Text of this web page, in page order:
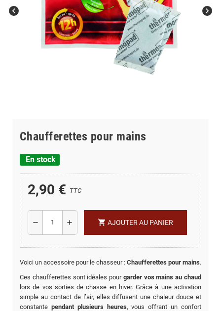
chevron_left chevron_right
Chaufferettes pour mains
En stock
2,90 € TTC
remove add shopping_cart AJOUTER AU PANIER
Voici un accessoire pour le chasseur : Chaufferettes pour mains.
Ces chaufferettes sont idéales pour garder vos mains au chaud
lors de vos sorties de chasse en hiver. Grâce à une activation
simple au contact de l’air, elles diffusent une chaleur douce et
constante pendant plusieurs heures, vous offrant un confort